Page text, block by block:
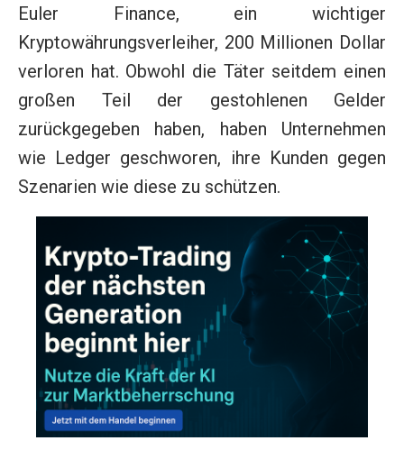
Euler Finance, ein wichtiger
Kryptowährungsverleiher, 200 Millionen Dollar
verloren hat. Obwohl die Täter seitdem einen
großen Teil der gestohlenen Gelder
zurückgegeben haben, haben Unternehmen
wie Ledger geschworen, ihre Kunden gegen
Szenarien wie diese zu schützen.